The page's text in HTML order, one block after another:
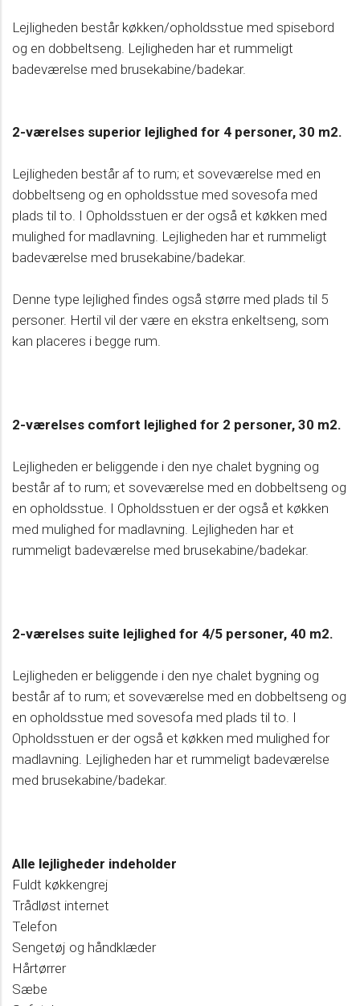
Lejligheden består køkken/opholdsstue med spisebord
og en dobbeltseng. Lejligheden har et rummeligt
badeværelse med brusekabine/badekar.
2-værelses superior lejlighed for 4 personer, 30 m2.
Lejligheden består af to rum; et soveværelse med en
dobbeltseng og en opholdsstue med sovesofa med
plads til to. I Opholdsstuen er der også et køkken med
mulighed for madlavning. Lejligheden har et rummeligt
badeværelse med brusekabine/badekar.
Denne type lejlighed findes også større med plads til 5
personer. Hertil vil der være en ekstra enkeltseng, som
kan placeres i begge rum.
2-værelses comfort lejlighed for 2 personer, 30 m2.
Lejligheden er beliggende i den nye chalet bygning og
består af to rum; et soveværelse med en dobbeltseng og
en opholdsstue. I Opholdsstuen er der også et køkken
med mulighed for madlavning. Lejligheden har et
rummeligt badeværelse med brusekabine/badekar.
2-værelses suite lejlighed for 4/5 personer, 40 m2.
Lejligheden er beliggende i den nye chalet bygning og
består af to rum; et soveværelse med en dobbeltseng og
en opholdsstue med sovesofa med plads til to. I
Opholdsstuen er der også et køkken med mulighed for
madlavning. Lejligheden har et rummeligt badeværelse
med brusekabine/badekar.
Alle lejligheder indeholder
Fuldt køkkengrej
Trådløst internet
Telefon
Sengetøj og håndklæder
Hårtørrer
Sæbe